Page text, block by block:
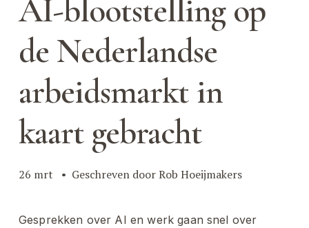
AI-blootstelling op
de Nederlandse
arbeidsmarkt in
kaart gebracht
26 mrt Geschreven doorRob Hoeijmakers
Gesprekken over AI en werk gaan snel over